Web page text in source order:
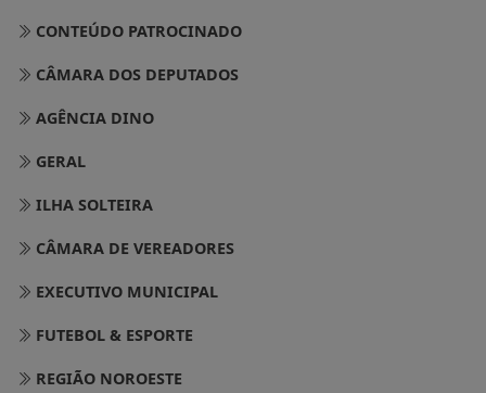
CONTEÚDO PATROCINADO
CÂMARA DOS DEPUTADOS
AGÊNCIA DINO
GERAL
ILHA SOLTEIRA
CÂMARA DE VEREADORES
EXECUTIVO MUNICIPAL
FUTEBOL & ESPORTE
REGIÃO NOROESTE